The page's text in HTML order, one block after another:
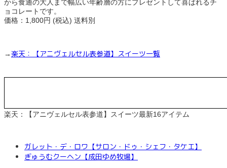
から食通の大人まで幅広い年齢層の方にプレゼントして喜ばれるチ
ョコレートです。
価格：1,800円 (税込) 送料別
→楽天：【アニヴェルセル表参道】スイーツ一覧
楽天：【アニヴェルセル表参道】スイーツ最新16アイテム
ガレット・デ・ロワ【サロン・ドゥ・シェフ・タケエ】
ぎゅうむクーヘン【成田ゆめ牧場】